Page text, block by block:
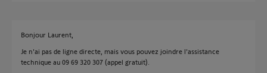
Bonjour Laurent,
Je n'ai pas de ligne directe, mais vous pouvez joindre l'assistance
technique au 09 69 320 307 (appel gratuit).